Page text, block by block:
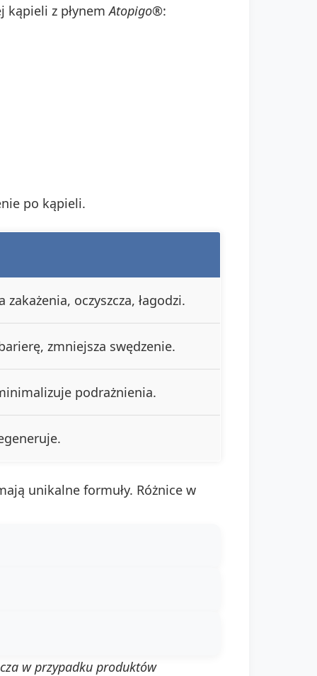
kąpieli z płynemAtopigo®:
po kąpieli.
oczyszcza, łagodzi.
zmniejsza swędzenie.
podrażnienia.
unikalne formuły. Różnice w
w przypadku produktów